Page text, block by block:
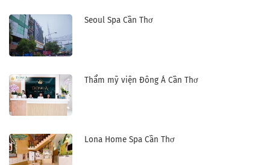
Seoul Spa Cần Thơ
Thẩm mỹ viện Đông Á Cần Thơ
Lona Home Spa Cần Thơ